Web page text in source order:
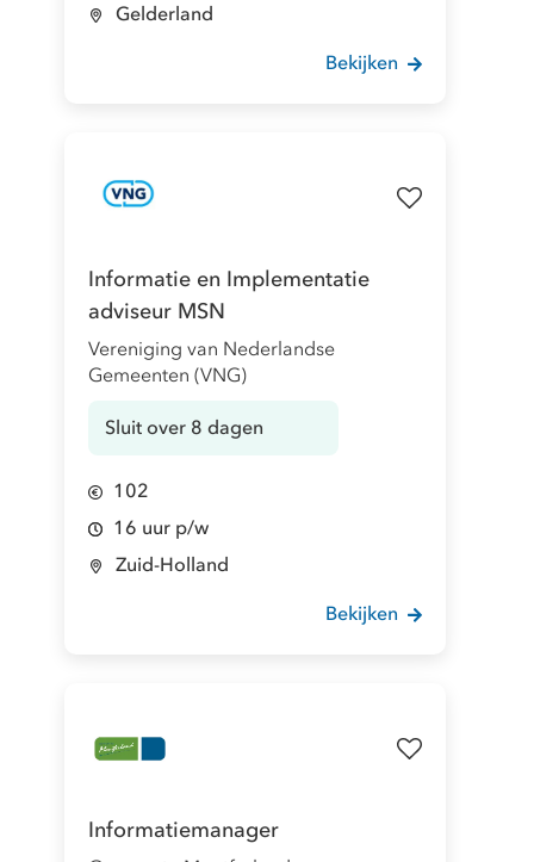
Gelderland
Bekijken
Informatie en Implementatie
adviseur MSN
Vereniging van Nederlandse
Gemeenten (VNG)
Sluit over 8 dagen
102
16 uur p/w
Zuid-Holland
Bekijken
Informatiemanager